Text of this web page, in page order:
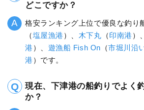
どこですか？
格安ランキング上位で優良な釣り
（塩屋漁港 ）、 木下丸 （印南港 ）、
港 ）、 遊漁船 Fish On （市堀川沿
港 ）です。
現在、下津港の船釣りでよく
か？